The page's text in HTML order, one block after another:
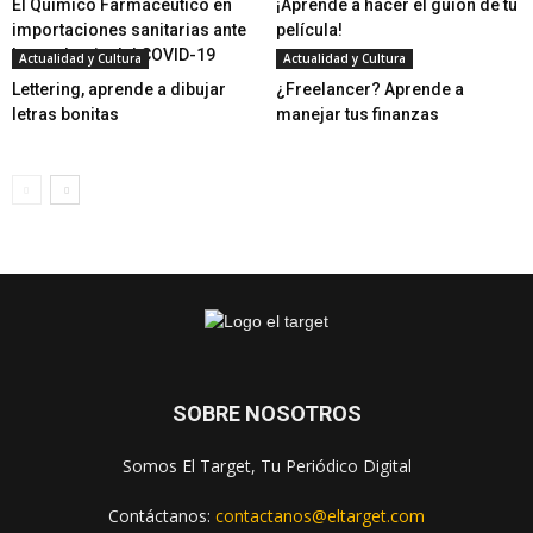
El Químico Farmacéutico en
importaciones sanitarias ante
la pandemia del COVID-19
¡Aprende a hacer el guion de tu
película!
Actualidad y Cultura
Lettering, aprende a dibujar
letras bonitas
Actualidad y Cultura
¿Freelancer? Aprende a
manejar tus finanzas
SOBRE NOSOTROS
Somos El Target, Tu Periódico Digital
Contáctanos: contactanos@eltarget.com